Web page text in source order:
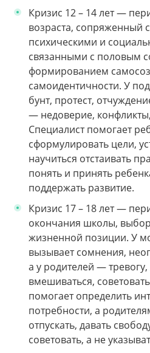
Кризис 12 – 14 лет —
возраста, сопряженный
психическими и
связанными с половым
формированием
самоидентичности. У
бунт, протест,
— недоверие,
Специалист помогает
сформулировать цели,
научиться отстаивать
понять и принять
поддержать развитие.
Кризис 17 – 18 лет —
окончания школы,
жизненной позиции. У
вызывает сомнения,
а у родителей —
вмешиваться,
помогает определить
потребности, а
отпускать, давать
советовать, а не